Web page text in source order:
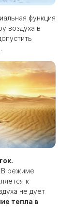
функция
воздуха в
В режиме
к
не дует
тепла в